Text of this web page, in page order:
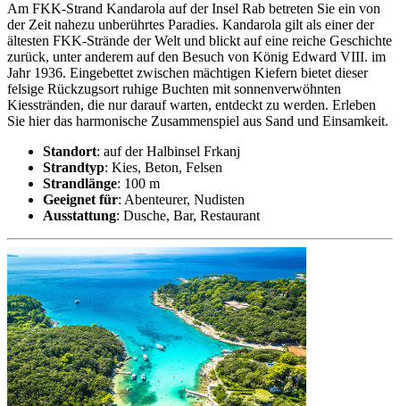
Am FKK-Strand Kandarola auf der Insel Rab betreten Sie ein von
der Zeit nahezu unberührtes Paradies. Kandarola gilt als einer der
ältesten FKK-Strände der Welt und blickt auf eine reiche Geschichte
zurück, unter anderem auf den Besuch von König Edward VIII. im
Jahr 1936. Eingebettet zwischen mächtigen Kiefern bietet dieser
felsige Rückzugsort ruhige Buchten mit sonnenverwöhnten
Kiesstränden, die nur darauf warten, entdeckt zu werden. Erleben
Sie hier das harmonische Zusammenspiel aus Sand und Einsamkeit.
Standort: auf der Halbinsel Frkanj
Strandtyp: Kies, Beton, Felsen
Strandlänge: 100 m
Geeignet für: Abenteurer, Nudisten
Ausstattung: Dusche, Bar, Restaurant